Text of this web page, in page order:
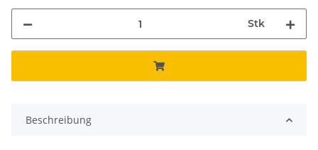
Stk
Beschreibung